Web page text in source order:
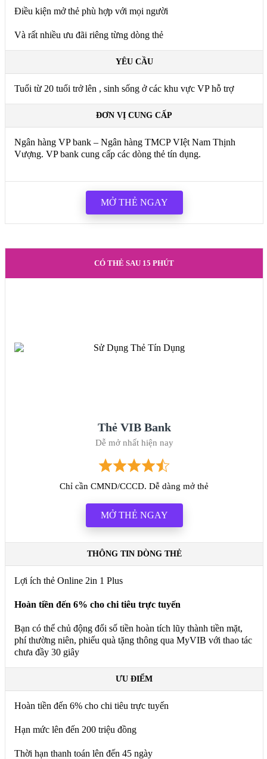
Điều kiện mở thẻ phù hợp với mọi người
Và rất nhiều ưu đãi riêng từng dòng thẻ
YÊU CẦU
Tuổi từ 20 tuổi trở lên , sinh sống ở các khu vực VP hỗ trợ
ĐƠN VỊ CUNG CẤP
Ngân hàng VP bank – Ngân hàng TMCP VIệt Nam Thịnh
Vượng. VP bank cung cấp các dòng thẻ tín dụng.
MỞ THẺ NGAY
CÓ THẺ SAU 15 PHÚT
Thẻ VIB Bank
Dễ mở nhất hiện nay
Chỉ cần CMND/CCCD. Dễ dàng mở thẻ
MỞ THẺ NGAY
THÔNG TIN DÒNG THẺ
Lợi ích thẻ Online 2in 1 Plus
Hoàn tiền đến 6% cho chi tiêu trực tuyến
Bạn có thể chủ động đổi số tiền hoàn tích lũy thành tiền mặt,
phí thường niên, phiếu quà tặng thông qua MyVIB với thao tác
chưa đầy 30 giây
ƯU ĐIỂM
Hoàn tiền đến 6% cho chi tiêu trực tuyến
Hạn mức lên đến 200 triệu đồng
Thời hạn thanh toán lên đến 45 ngày